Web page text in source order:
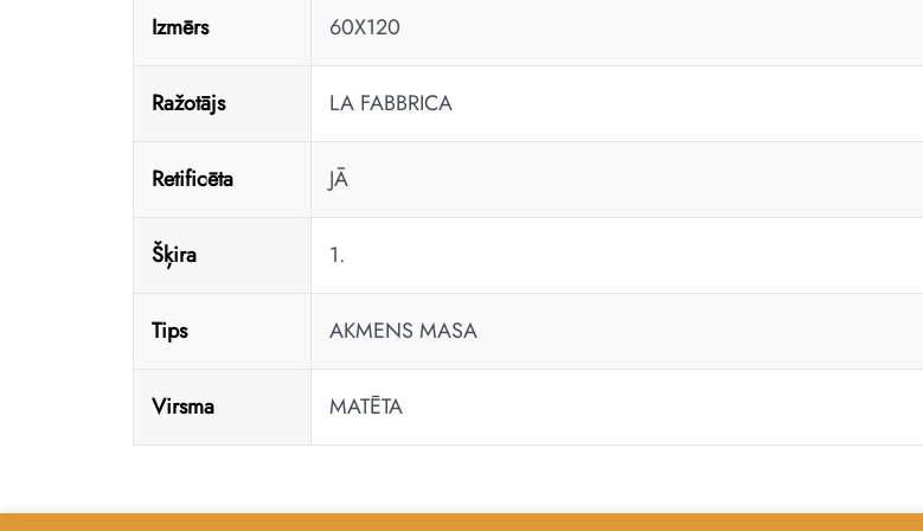
Izmērs 60X120
Ražotājs LA FABBRICA
Retificēta JĀ
Šķira 1.
Tips AKMENS MASA
Virsma MATĒTA